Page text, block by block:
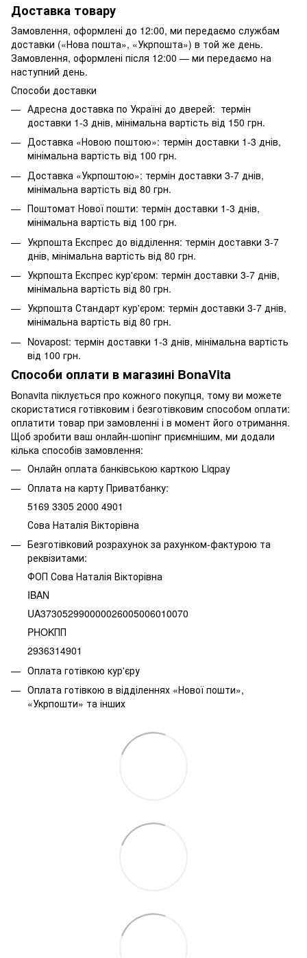
Доставка товару
Замовлення, оформлені до 12:00, ми передаємо службам
доставки («Нова пошта», «Укрпошта») в той же день.
Замовлення, оформлені після 12:00 — ми передаємо на
наступний день.
Способи доставки
Адресна доставка по Україні до дверей: термін
доставки 1-3 днів, мінімальна вартість від 150 грн.
Доставка «Новою поштою»: термін доставки 1-3 днів,
мінімальна вартість від 100 грн.
Доставка «Укрпоштою»: термін доставки 3-7 днів,
мінімальна вартість від 80 грн.
Поштомат Нової пошти: термін доставки 1-3 днів,
мінімальна вартість від 100 грн.
Укрпошта Експрес до відділення: термін доставки 3-7
днів, мінімальна вартість від 80 грн.
Укрпошта Експрес кур'єром: термін доставки 3-7 днів,
мінімальна вартість від 80 грн.
Укрпошта Стандарт кур'єром: термін доставки 3-7 днів,
мінімальна вартість від 80 грн.
Novapost: термін доставки 1-3 днів, мінімальна вартість
від 100 грн.
Способи оплати в магазині BonaVita
Bonavita піклується про кожного покупця, тому ви можете
скористатися готівковим і безготівковим способом оплати:
оплатити товар при замовленні і в момент його отримання.
Щоб зробити ваш онлайн-шопінг приємнішим, ми додали
кілька способів замовлення:
Онлайн оплата банківською карткою Liqpay
Оплата на карту Приватбанку:
5169 3305 2000 4901
Сова Наталія Вікторівна
Безготівковий розрахунок за рахунком-фактурою та
реквізитами:
ФОП Сова Наталія Вікторівна
IBAN
UA373052990000026005006010070
PHOKПП
2936314901
Оплата готівкою кур'єру
Оплата готівкою в відділеннях «Нової пошти»,
«Укрпошти» та інших